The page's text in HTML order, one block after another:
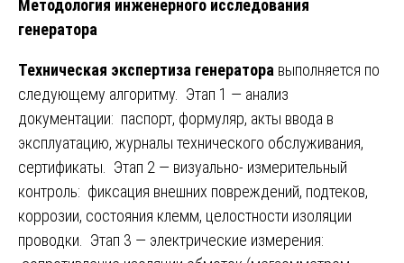
Методология инженерного исследования
генератора
Техническая экспертиза генератора выполняется по
следующему алгоритму. Этап 1 — анализ
документации: паспорт, формуляр, акты ввода в
эксплуатацию, журналы технического обслуживания,
сертификаты. Этап 2 — визуально- измерительный
контроль: фиксация внешних повреждений, подтеков,
коррозии, состояния клемм, целостности изоляции
проводки. Этап 3 — электрические измерения: